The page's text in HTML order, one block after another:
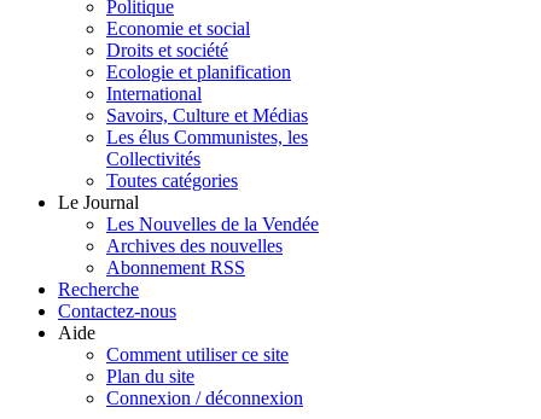
Politique
Economie et social
Droits et société
Ecologie et planification
International
Savoirs, Culture et Médias
Les élus Communistes, les
Collectivités
Toutes catégories
Le Journal
Les Nouvelles de la Vendée
Archives des nouvelles
Abonnement RSS
Recherche
Contactez-nous
Aide
Comment utiliser ce site
Plan du site
Connexion / déconnexion